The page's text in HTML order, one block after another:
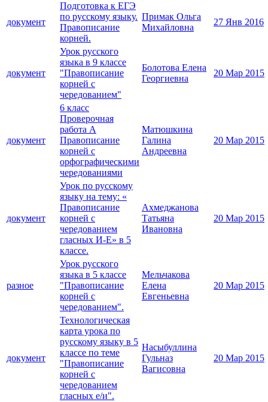
документ
Подготовка к ЕГЭ
по русскому языку.
Правописание
корней.
Примак Ольга
Михайловна
27 Янв 2016
документ
Урок русского
языка в 9 классе
"Правописание
корней с
чередованием"
Болотова Елена
Георгиевна
20 Мар 2015
документ
6 класс
Проверочная
работа А
Правописание
корней с
орфографическими
чередованиями
Матюшкина
Галина
Андреевна
20 Мар 2015
документ
Урок по русскому
языку на тему: «
Правописание
корней с
чередованием
гласных И-Е» в 5
классе.
Ахмеджанова
Татьяна
Ивановна
20 Мар 2015
разное
Урок русского
языка в 5 классе
"Правописание
корней с
чередованием".
Мельчакова
Елена
Евгеньевна
20 Мар 2015
документ
Технологическая
карта урока по
русскому языку в 5
классе по теме
"Правописание
корней с
чередованием
гласных е/и".
Насыбуллина
Гульназ
Вагисовна
20 Мар 2015